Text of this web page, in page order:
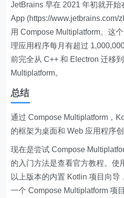
JetBrains 早在 2021 年初就开始
App (https://www.jetbrains.com/
用 Compose Multiplatform。这
理应用程序每月有超过
前完全从 C++ 和 Electron 迁移
Multiplatform。
总结
通过 Compose Multiplatform，
的框架为桌面和 Web 应用程序创
现在是尝试 Compose
的入门方法是查看官方教程。使
以上版本的内置 Kotlin 项目向导
一个 Compose Multiplatform 项